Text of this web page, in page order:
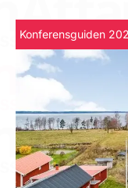
Konferensguiden